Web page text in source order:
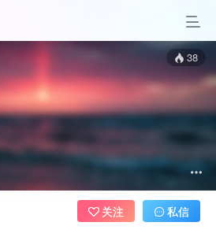
38
关注 私信